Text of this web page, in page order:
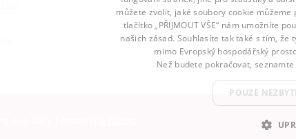
můžete zvolit, jaké soubory cookie
tlačítko „PŘIJMOUT VŠE“ nám umožníte
našich zásad. Souhlasíte tak také s tím,
mimo Evropský hospodářský
Než budete pokračovat,
POUZE